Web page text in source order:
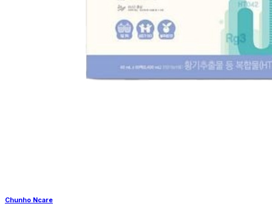
Chunho Ncare